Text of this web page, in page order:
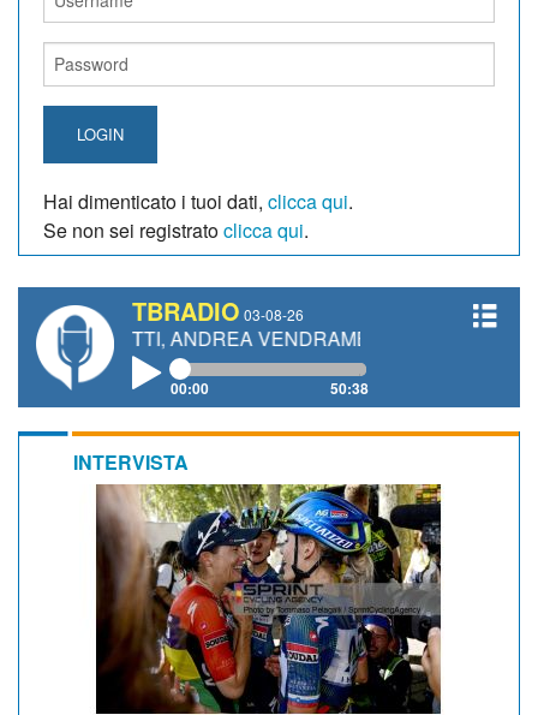
LOGIN
Hai dimenticato i tuoi dati, clicca qui.
Se non sei registratoclicca qui.
TBRADIO 03-08-26
ANDREA VENDRAME, FILIPPO FIORELLI
00:00 50:38
INTERVISTA